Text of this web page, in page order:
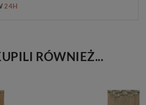
24H
RÓWNIEŻ...